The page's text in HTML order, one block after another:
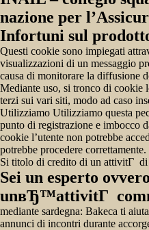
nazione per
Infortuni sul
Questi cookie sono impiegati
visualizzazioni di un messaggio
causa di monitorare la diffusione
Mediante uso, si tronco di
terzi sui vari siti, modo ad caso
Utilizziamo Utilizziamo questa
punto di registrazione e imbocco
cookie l’utente non potrebbe
potrebbe procedere
Si titolo di credito di un attivitГ di
Sei un esperto
unвЂ™attivitГ
mediante sardegna: Bakeca ti
annunci di incontri durante